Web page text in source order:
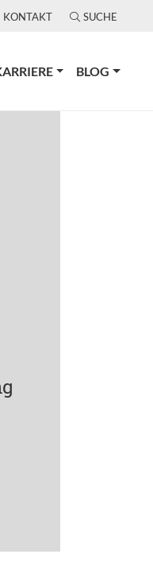
KONTAKT SUCHE
BLOG